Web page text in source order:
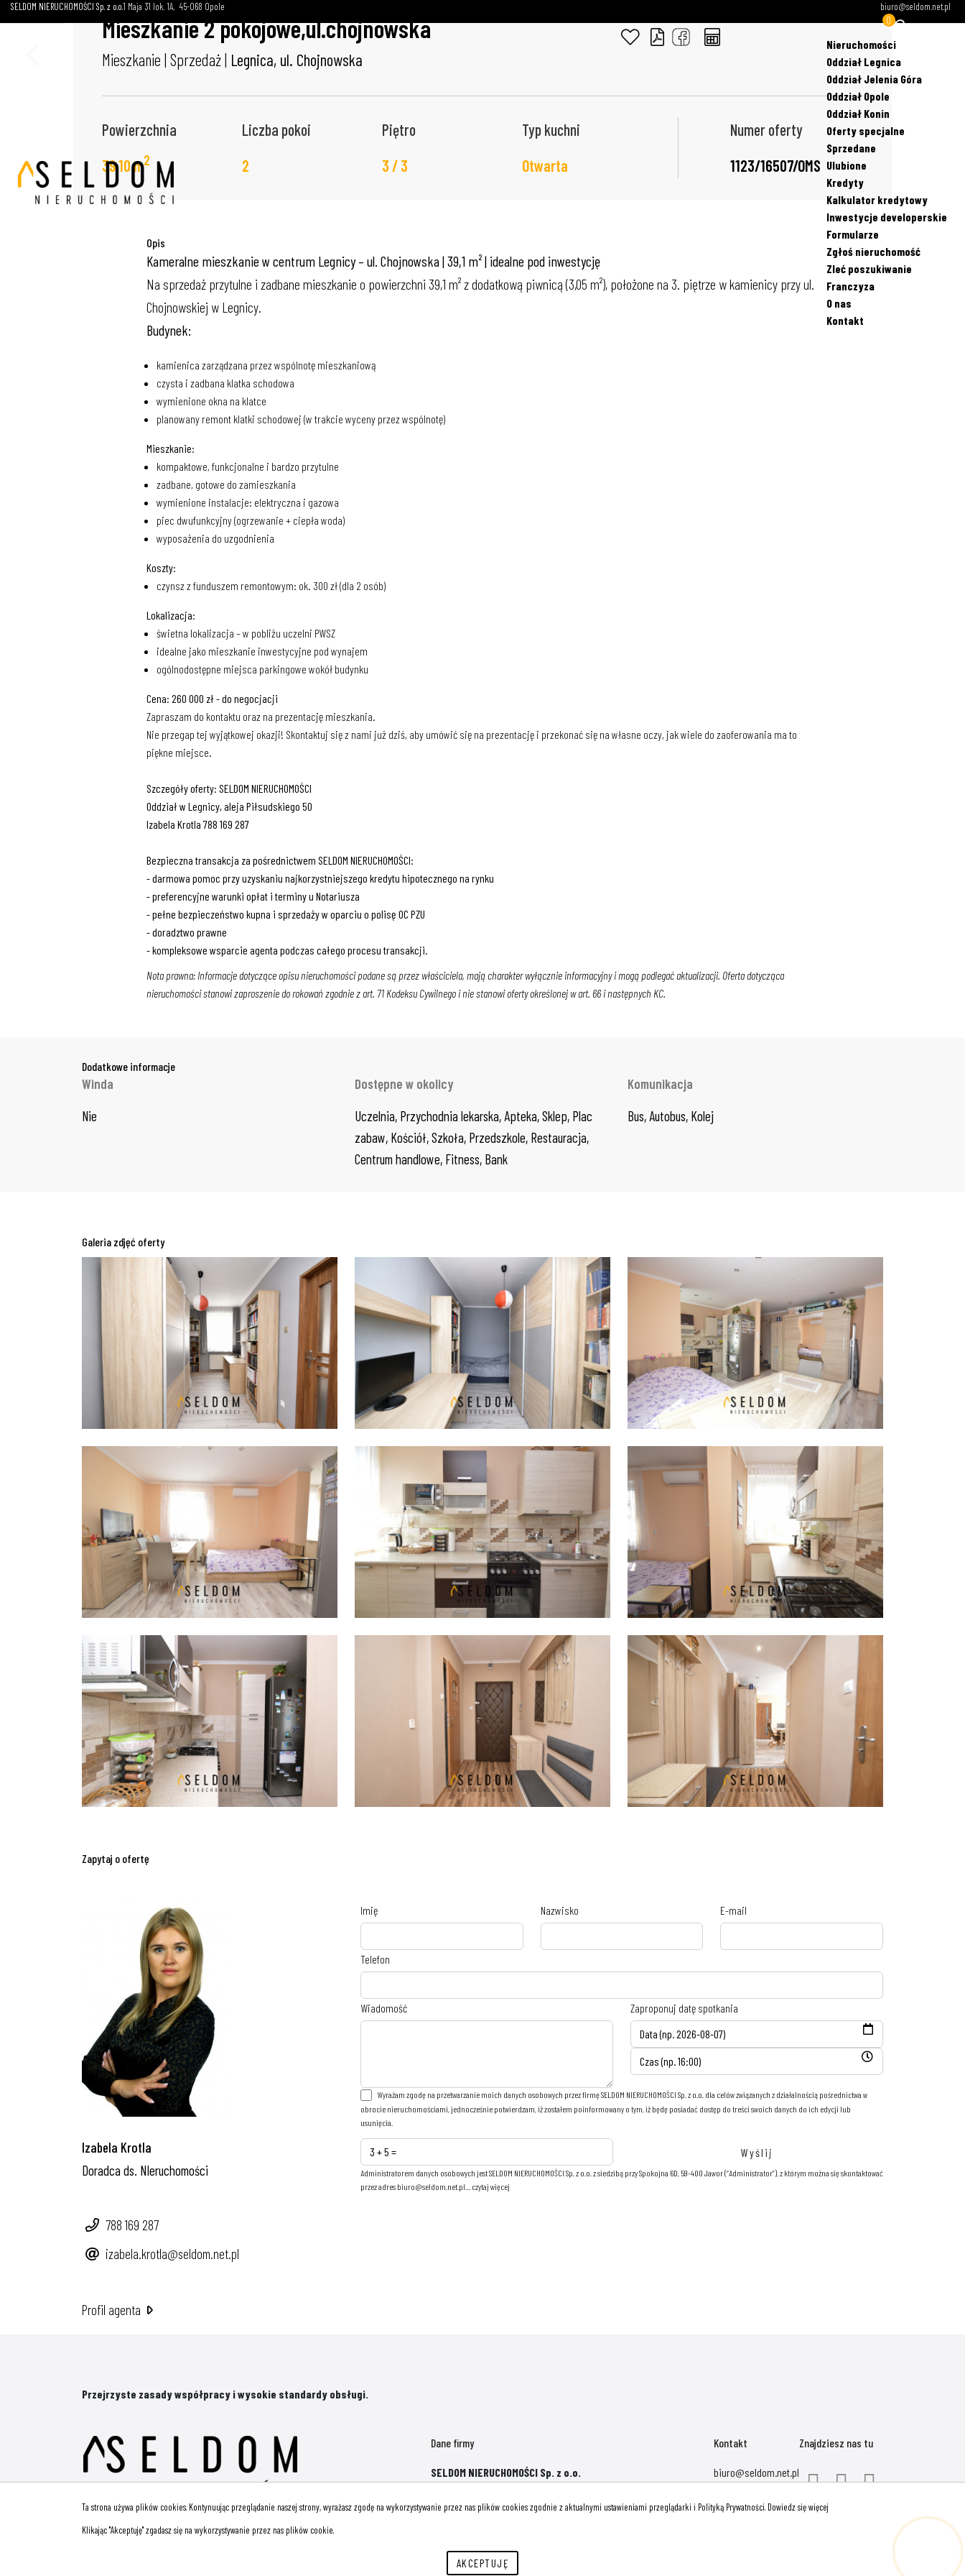
SELDOM NIERUCHOMOŚCI Sp. z o.o.1 Maja 31 lok. 1A 45-068 Opole biuro@seldom.net.pl
0
Nieruchomości
Oddział Legnica
Oddział Jelenia Góra
Oddział Opole
Oddział Konin
Oferty specjalne
Sprzedane
Ulubione
Kredyty
Kalkulator kredytowy
Inwestycje developerskie
Formularze
Zgłoś nieruchomość
Zleć poszukiwanie
Franczyza
O nas
Kontakt
Mieszkanie 2 pokojowe,ul.chojnowska
Mieszkanie | Sprzedaż | Legnica, ul. Chojnowska
Powierzchnia
39,10 m2
Liczba pokoi
2
Piętro
3 / 3
Typ kuchni
Otwarta
Numer oferty
1123/16507/OMS
Opis
Kameralne mieszkanie w centrum Legnicy – ul. Chojnowska | 39,1 m² | idealne pod inwestycję
Na sprzedaż przytulne i zadbane mieszkanie o powierzchni 39,1 m² z dodatkową piwnicą (3,05 m²), położone na 3. piętrze w kamienicy przy ul.
Chojnowskiej w Legnicy.
Budynek:
kamienica zarządzana przez wspólnotę mieszkaniową
czysta i zadbana klatka schodowa
wymienione okna na klatce
planowany remont klatki schodowej (w trakcie wyceny przez wspólnotę)
Mieszkanie:
kompaktowe, funkcjonalne i bardzo przytulne
zadbane, gotowe do zamieszkania
wymienione instalacje: elektryczna i gazowa
piec dwufunkcyjny (ogrzewanie + ciepła woda)
wyposażenia do uzgodnienia
Koszty:
czynsz z funduszem remontowym: ok. 300 zł (dla 2 osób)
Lokalizacja:
świetna lokalizacja – w pobliżu uczelni PWSZ
idealne jako mieszkanie inwestycyjne pod wynajem
ogólnodostępne miejsca parkingowe wokół budynku
Cena: 260 000 zł - do negocjacji
Zapraszam do kontaktu oraz na prezentację mieszkania.
Nie przegap tej wyjątkowej okazji! Skontaktuj się z nami już dziś, aby umówić się na prezentację i przekonać się na własne oczy, jak wiele do zaoferowania ma to
piękne miejsce.
Szczegóły oferty: SELDOM NIERUCHOMOŚCI
Oddział w Legnicy, aleja Piłsudskiego 50
Izabela Krotla 788 169 287
Bezpieczna transakcja za pośrednictwem SELDOM NIERUCHOMOŚCI:
- darmowa pomoc przy uzyskaniu najkorzystniejszego kredytu hipotecznego na rynku
- preferencyjne warunki opłat i terminy u Notariusza
- pełne bezpieczeństwo kupna i sprzedaży w oparciu o polisę OC PZU
- doradztwo prawne
- kompleksowe wsparcie agenta podczas całego procesu transakcji.
Nota prawna: Informacje dotyczące opisu nieruchomości podane są przez właściciela, mają charakter wyłącznie informacyjny i mogą podlegać aktualizacji. Oferta dotycząca
nieruchomości stanowi zaproszenie do rokowań zgodnie z art. 71 Kodeksu Cywilnego i nie stanowi oferty określonej w art. 66 i następnych KC.
Dodatkowe informacje
Winda
Nie
Dostępne w okolicy
Uczelnia, Przychodnia lekarska, Apteka, Sklep, Plac
zabaw, Kościół, Szkoła, Przedszkole, Restauracja,
Centrum handlowe, Fitness, Bank
Komunikacja
Bus, Autobus, Kolej
Galeria zdjęć oferty
Zapytaj o ofertę
Izabela Krotla
Doradca ds. NIeruchomości
788 169 287
izabela.krotla@seldom.net.pl
Profil agenta
Imię Nazwisko E-mail
Telefon
Wiadomość Zaproponuj datę spotkania
Wyrażam zgodę na przetwarzanie moich danych osobowych przez firmę SELDOM NIERUCHOMOŚCI Sp. z o.o. dla celów związanych z działalnością pośrednictwa w
obrocie nieruchomościami, jednocześnie potwierdzam, iż zostałem poinformowany o tym, iż będę posiadać dostęp do treści swoich danych do ich edycji lub
usunięcia.
Administratorem danych osobowych jest SELDOM NIERUCHOMOŚCI Sp. z o.o. z siedzibą przy Spokojna 6D, 59-400 Jawor (“Administrator”), z którym można się skontaktować
przez adres biuro@seldom.net.pl… czytaj więcej
Przejrzyste zasady współpracy i wysokie standardy obsługi.
Dane firmy
SELDOM NIERUCHOMOŚCI Sp. z o.o.
45-068 Opole
Kontakt
biuro@seldom.net.pl
Polityka prywatności
Znajdziesz nas tu
Ta strona używa plików cookies. Kontynuując przeglądanie naszej strony, wyrażasz zgodę na wykorzystywanie przez nas plików cookies zgodnie z aktualnymi ustawieniami przeglądarki i Polityką Prywatności. Dowiedz się więcej
Klikając "Akceptuję" zgadasz się na wykorzystywanie przez nas plików cookie.
AKCEPTUJĘ
Hej! Chętnie Ci pomogę